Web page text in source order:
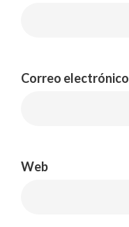
Correo electrónico
Web